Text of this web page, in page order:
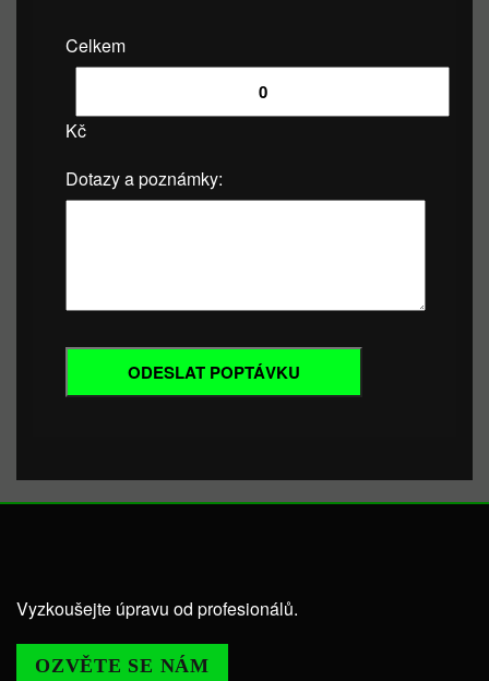
Celkem
Kč
Dotazy a poznámky:
Vyzkoušejte úpravu od profesionálů.
OZVĚTE SE NÁM